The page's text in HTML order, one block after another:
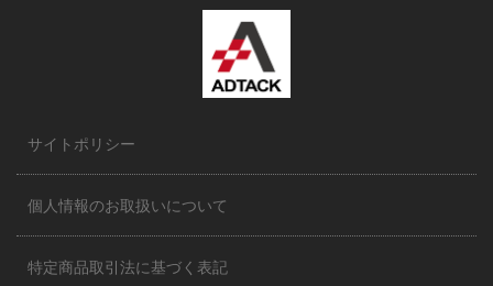
サイトポリシー
個人情報のお取扱いについて
特定商品取引法に基づく表記